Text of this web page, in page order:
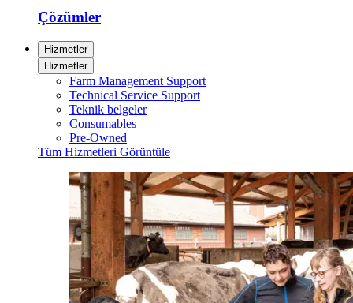
Çözümler
Hizmetler
Hizmetler
Farm Management Support
Technical Service Support
Teknik belgeler
Consumables
Pre-Owned
Tüm Hizmetleri Görüntüle